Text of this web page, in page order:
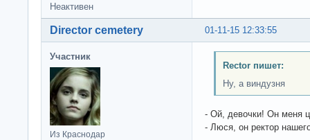
Неактивен
01-11-15 12:33:55
Director cemetery
Участник
Из Краснодар
Rector пишет:
Ну, а виндузня
- Ой, девочки! Он меня
- Люся, он ректор